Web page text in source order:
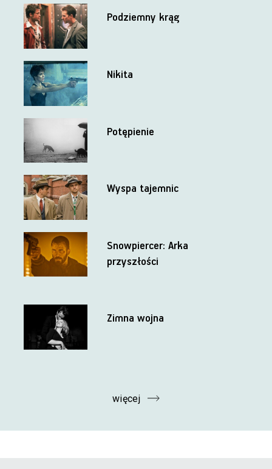
Podziemny krąg
Nikita
Potępienie
Wyspa tajemnic
Snowpiercer: Arka
przyszłości
Zimna wojna
więcej